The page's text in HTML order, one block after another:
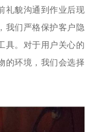
礼貌沟通到作业后现
我们严格保护客户隐
具。对于用户关心的
的环境，我们会选择